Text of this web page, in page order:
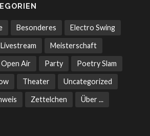
Besonderes Electro Swing
Livestream Meisterschaft
Open Air Party Poetry Slam
Theater Uncategorized
Zettelchen Über ...